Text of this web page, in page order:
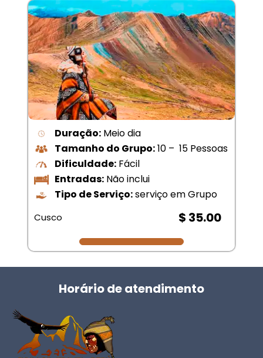
Duração:Meio dia
Tamanho do Grupo:10 – 15 Pessoas
Dificuldade:Fácil
Entradas:Não inclui
Tipo de Serviço:serviço em Grupo
Cusco $ 35.00
Horário de atendimento